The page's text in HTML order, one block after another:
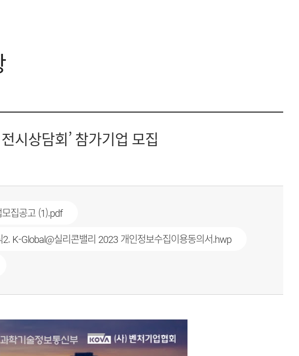
시상담회’ 참가기업 모집
집공고 (1).pdf
2. K-Global@실리콘밸리 2023 개인정보수집이용동의서.hwp